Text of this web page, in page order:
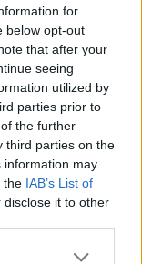
for
below opt-out
that after your
seeing
utilized by
parties prior to
the further
third parties on the
information may
the IAB’s List of
it to other
or more Google